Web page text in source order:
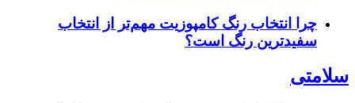
چرا انتخاب رنگ کامپوزیت مهم‌تر از انتخاب
سفیدترین رنگ است؟
سلامتی